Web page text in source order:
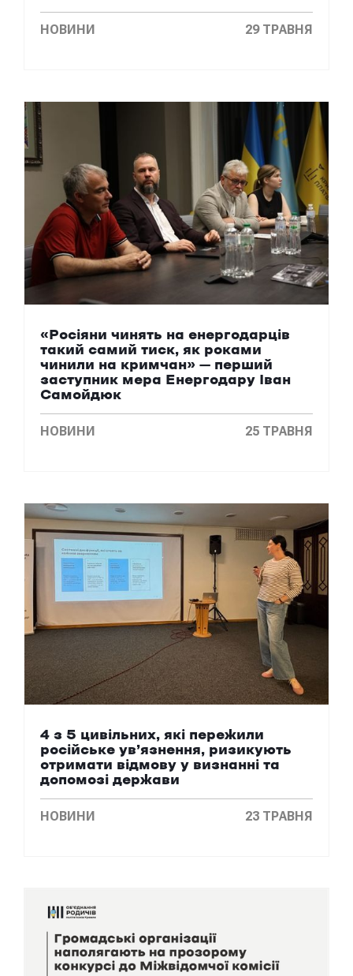
НОВИНИ 29 ТРАВНЯ
«Росіяни чинять на енергодарців
такий самий тиск, як роками
чинили на кримчан» – перший
заступник мера Енергодару Іван
Самойдюк
НОВИНИ 25 ТРАВНЯ
4 з 5 цивільних, які пережили
російське ув’язнення, ризикують
отримати відмову у визнанні та
допомозі держави
НОВИНИ 23 ТРАВНЯ